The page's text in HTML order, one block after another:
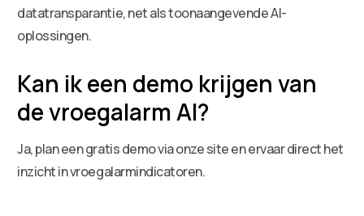
datatransparantie, net als toonaangevende AI-
oplossingen.
Kan ik een demo krijgen van
de vroegalarm AI?
Ja, plan een gratis demo via onze site en ervaar direct het
inzicht in vroegalarmindicatoren.